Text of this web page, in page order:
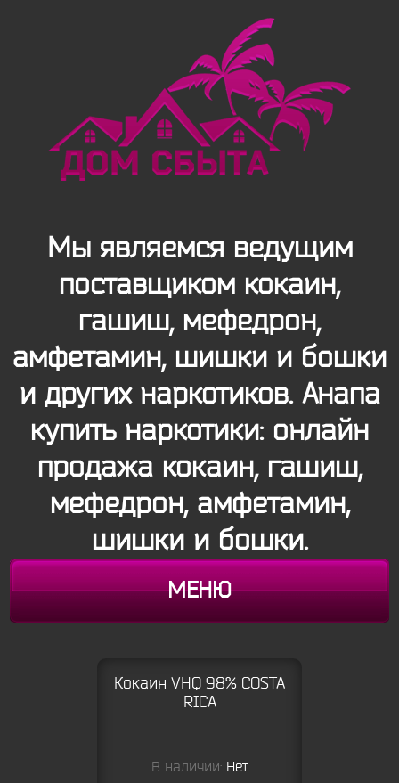
Мы являемся ведущим
поставщиком кокаин,
гашиш, мефедрон,
амфетамин, шишки и бошки
и других наркотиков. Анапа
купить наркотики: онлайн
продажа кокаин, гашиш,
мефедрон, амфетамин,
шишки и бошки.
МЕНЮ
Кокаин VHQ 98% COSTA
RICA
В наличии: Нет